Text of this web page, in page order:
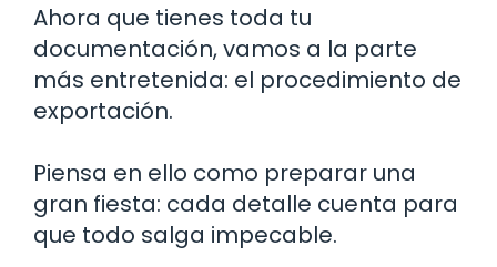
Ahora que tienes toda tu
documentación, vamos a la parte
más entretenida: el procedimiento de
exportación.
Piensa en ello como preparar una
gran fiesta: cada detalle cuenta para
que todo salga impecable.